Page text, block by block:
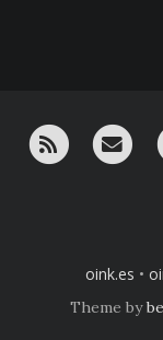
RSS
oink.es •
Theme by